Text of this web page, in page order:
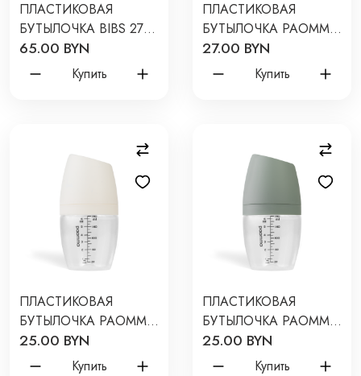
ПЛАСТИКОВАЯ
БУТЫЛОЧКА BIBS 270
МЛ СИЛИКОНОВОЙ
СОСКОЙ ЦВЕТ: SAGE
65.00 BYN
Купить
ПЛАСТИКОВАЯ
БУТЫЛОЧКА PAOMMA
180 МЛ ЦВЕТ:
BUTTERCREAM /
МАТРЕШКИ PB130
27.00 BYN
Купить
ПЛАСТИКОВАЯ
БУТЫЛОЧКА PAOMMA
180 МЛ ЦВЕТ:
BUTTERCREAM PB112
25.00 BYN
Купить
ПЛАСТИКОВАЯ
БУТЫЛОЧКА PAOMMA
180 МЛ ЦВЕТ: SAGE
25.00 BYN
Купить